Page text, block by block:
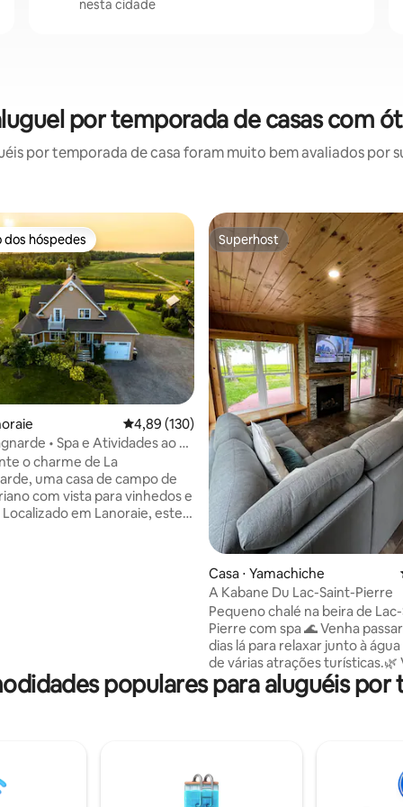
nesta cidade
por temporada de casas com
por temporada de casa foram muito bem avaliados por
de 5, 42 avaliações
dos hóspedes
dos hóspedes
4,89 de uma avaliação média de 5, 130
4,89 (130)
• Spa e Atividades ao Ar
o charme de La
uma casa de campo de
com vista para vinhedos e
em Lanoraie, este
lareira a lenha. • De luxo,
Superhost
Superhost
Casa ⋅ Yamachiche
A Kabane Du Lac-Saint-Pierre
Pequeno chalé na beira de
Pierre com spa 🌊 Venha passar alguns
dias lá para relaxar junto à
de várias atrações turísticas.🌿 Visite
meu guia "o que fazemos" no
ou no anúncio para encontrar
interna/lareira externa/mesa
externa🔥 Spikeball Game &
🏸 2x pranchas de pás e
populares para aluguéis